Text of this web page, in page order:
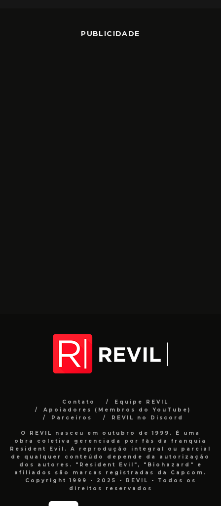
PUBLICIDADE
Contato
Equipe REVIL
Apoiadores (Membros do YouTube)
Parceiros
REVIL no Discord
O REVIL nasceu em outubro de 1999. É uma
obra coletiva gerenciada por fãs da franquia
Resident Evil. A reprodução integral ou parcial
de qualquer conteúdo depende da autorização
dos autores. "Resident Evil", "Biohazard" e
afiliados são marcas registradas da Capcom.
Copyright 1999 - 2025 - REVIL - Todos os
direitos reservados